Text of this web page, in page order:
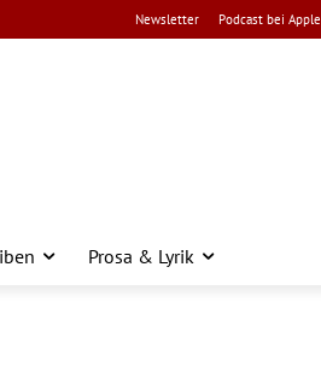
Newsletter Podcast bei Apple
Prosa & Lyrik